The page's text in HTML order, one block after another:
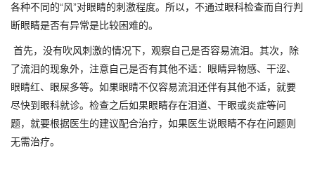
各种不同的“风”对眼睛的刺激程度。所以，不通过眼科检查而自行判
断眼睛是否有异常是比较困难的。
首先，没有吹风刺激的情况下，观察自己是否容易流泪。其次，除
了流泪的现象外，注意自己是否有其他不适：眼睛异物感、干涩、
眼睛红、眼屎多等。如果眼睛不仅容易流泪还伴有其他不适，就要
尽快到眼科就诊。检查之后如果眼睛存在泪道、干眼或炎症等问
题，就要根据医生的建议配合治疗，如果医生说眼睛不存在问题则
无需治疗。